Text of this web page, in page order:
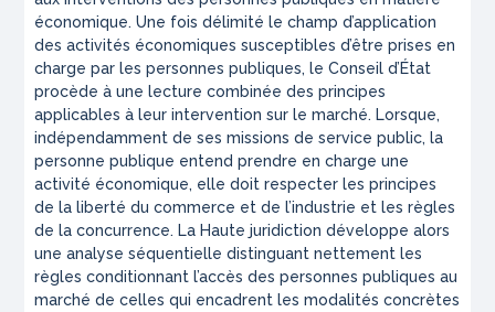
économique. Une fois délimité le champ d’application
des activités économiques susceptibles d’être prises en
charge par les personnes publiques, le Conseil d’État
procède à une lecture combinée des principes
applicables à leur intervention sur le marché. Lorsque,
indépendamment de ses missions de service public, la
personne publique entend prendre en charge une
activité économique, elle doit respecter les principes
de la liberté du commerce et de l’industrie et les règles
de la concurrence. La Haute juridiction développe alors
une analyse séquentielle distinguant nettement les
règles conditionnant l’accès des personnes publiques au
marché de celles qui encadrent les modalités concrètes